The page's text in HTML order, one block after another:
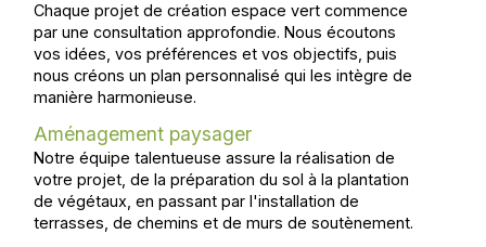
Chaque projet de création espace vert commence
par une consultation approfondie. Nous écoutons
vos idées, vos préférences et vos objectifs, puis
nous créons un plan personnalisé qui les intègre de
manière harmonieuse.
Aménagement paysager
Notre équipe talentueuse assure la réalisation de
votre projet, de la préparation du sol à la plantation
de végétaux, en passant par l'installation de
terrasses, de chemins et de murs de soutènement.